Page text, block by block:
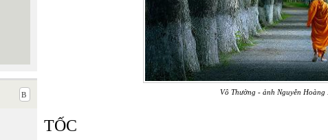
Vô Thường - ảnh Nguyễn Hoàng
TỐC